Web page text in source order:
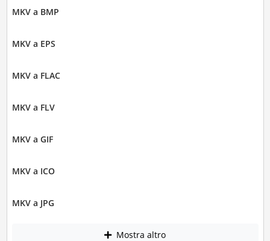
MKV a BMP
MKV a EPS
MKV a FLAC
MKV a FLV
MKV a GIF
MKV a ICO
MKV a JPG
Mostra altro